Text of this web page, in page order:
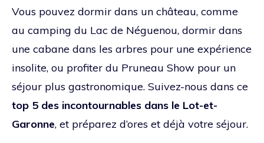
Vous pouvez dormir dans un château, comme
au camping du Lac de Néguenou, dormir dans
une cabane dans les arbres pour une expérience
insolite, ou profiter du Pruneau Show pour un
séjour plus gastronomique. Suivez-nous dans ce
top 5 des incontournables dans le Lot-et-
Garonne, et préparez d’ores et déjà votre séjour.